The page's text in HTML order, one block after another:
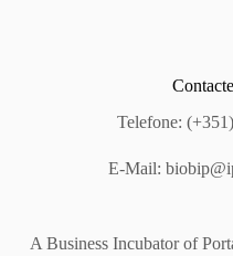
Telefone:
E-Mail:
A Business Incubator of